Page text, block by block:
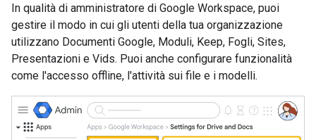
In qualità di amministratore di Google Workspace, puoi
gestire il modo in cui gli utenti della tua organizzazione
utilizzano Documenti Google, Moduli, Keep, Fogli, Sites,
Presentazioni e Vids. Puoi anche configurare funzionalità
come l'accesso offline, l'attività sui file e i modelli.